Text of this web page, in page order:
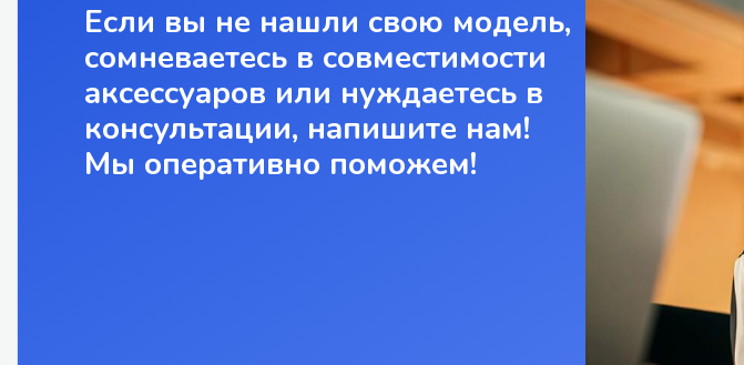
Если вы не нашли свою модель,
сомневаетесь в совместимости
аксессуаров или нуждаетесь в
консультации, напишите нам!
Мы оперативно поможем!